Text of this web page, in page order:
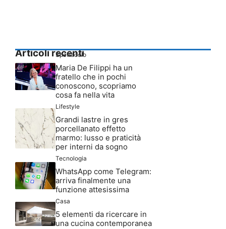
Articoli recenti
Spettacolo
Maria De Filippi ha un
fratello che in pochi
conoscono, scopriamo
cosa fa nella vita
Lifestyle
Grandi lastre in gres
porcellanato effetto
marmo: lusso e praticità
per interni da sogno
Tecnologia
WhatsApp come Telegram:
arriva finalmente una
funzione attesissima
Casa
5 elementi da ricercare in
una cucina contemporanea